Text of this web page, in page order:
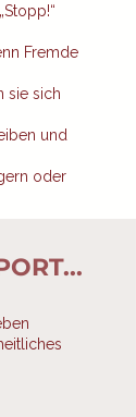
Fremde
sie sich
und
oder